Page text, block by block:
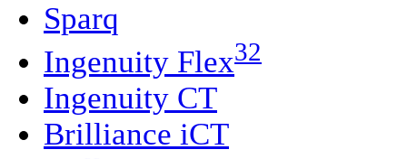
Sparq
Ingenuity Flex32
Ingenuity CT
Brilliance iCT